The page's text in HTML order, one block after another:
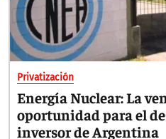
Privatización
Energía Nuclear: La
oportunidad para el
inversor de Argentina